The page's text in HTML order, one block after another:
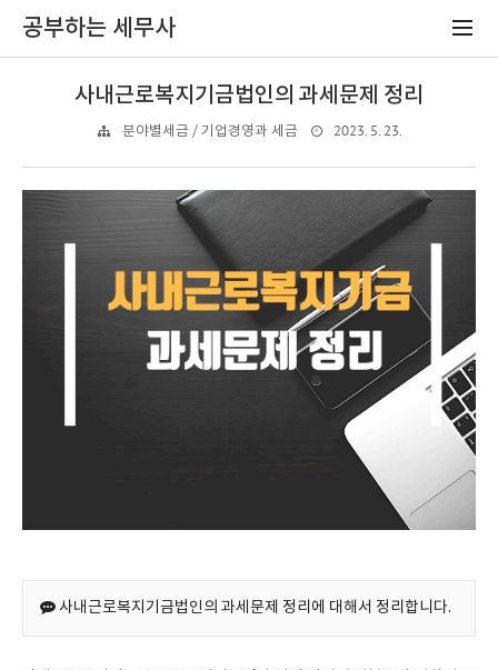
공부하는 세무사
사내근로복지기금법인의 과세문제 정리
분야별세금 / 기업경영과 세금 2023. 5. 23.
사내근로복지기금법인의 과세문제 정리에 대해서 정리합니다.